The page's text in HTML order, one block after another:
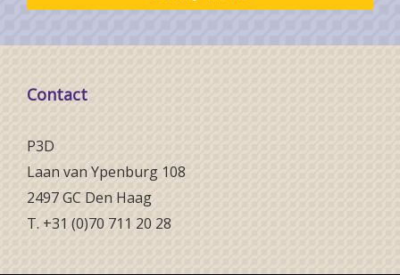
Contact
P3D
Laan van Ypenburg 108
2497 GC Den Haag
T. +31 (0)70 711 20 28